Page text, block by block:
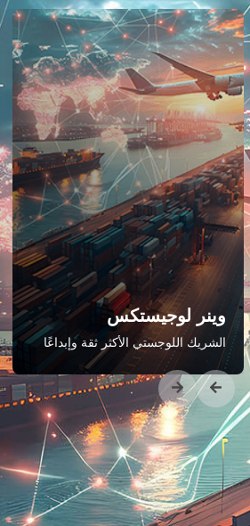
وينر لوجيستكس
الشريك اللوجستي الأكثر ثقة وإبداعًا